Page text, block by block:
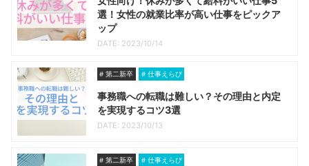
選！女性の就業比率が高い仕事をピックア
ップ
DATE: 2023/10/14
第二新卒 仕事えらび
事務職への転職は難しい？その理由と内定
を実現するコツ3選
DATE: 2023/10/13
第二新卒 仕事えらび